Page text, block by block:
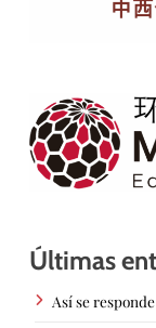
Últimas
Así se